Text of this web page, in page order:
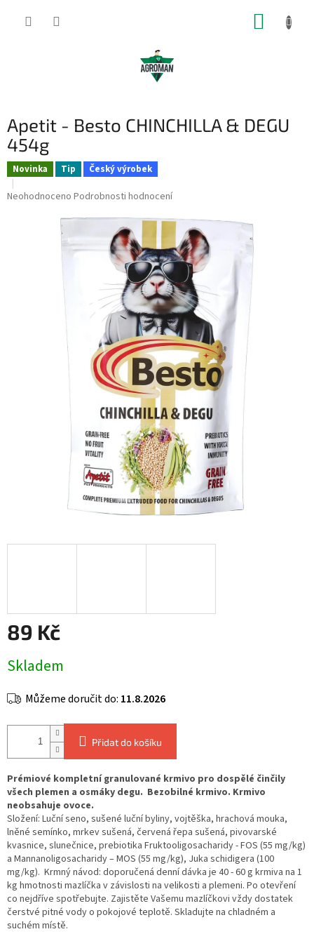
Apetit - Besto CHINCHILLA & DEGU
454g
Novinka Tip Český výrobek
Průměrné
Neohodnoceno Podrobnosti hodnocení
89 Kč
cena:
Skladem
Můžeme doručit do: 11.8.2026
Přidat do košíku
Prémiové kompletní granulované krmivo pro dospělé činčily
všech plemen a osmáky degu. Bezobilné krmivo. Krmivo
neobsahuje ovoce.
Složení: Luční seno, sušené luční byliny, vojtěška, hrachová mouka,
lněné semínko, mrkev sušená, červená řepa sušená, pivovarské
kvasnice, slunečnice, prebiotika Fruktooligosacharidy - FOS (55 mg/kg)
a Mannanoligosacharidy – MOS (55 mg/kg), Juka schidigera (100
mg/kg). Krmný návod: doporučená denní dávka je 40 - 60 g krmiva na 1
kg hmotnosti mazlíčka v závislosti na velikosti a plemeni. Po otevření
co nejdříve spotřebujte. Zajistěte Vašemu mazlíčkovi vždy dostatek
čerstvé pitné vody o pokojové teplotě. Skladujte na chladném a
suchém místě.